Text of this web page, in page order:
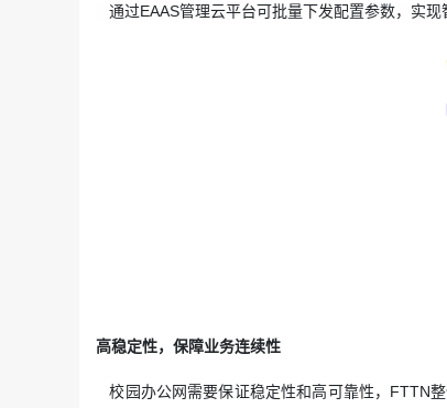
通过EAAS管理云平台可批量下发配置参数，实
高稳定性，保障业务连续性
校园办公网需要保证稳定性和高可靠性，FTTN